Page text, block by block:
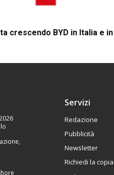
crescendo BYD in Italia e in
Servizi
Redazione
Pubblicità
Newsletter
Richiedi la copia